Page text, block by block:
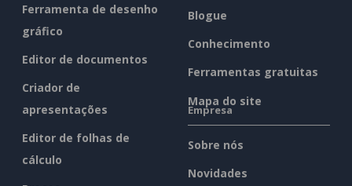
Ferramenta de desenho
gráfico
Editor de documentos
Criador de
apresentações
Editor de folhas de
cálculo
Blogue
Conhecimento
Ferramentas gratuitas
Mapa do site
Empresa
Sobre nós
Novidades